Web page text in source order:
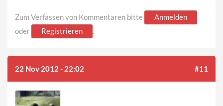
Zum Verfassen von Kommentaren bitte
Anmelden
oder
Registrieren .
22 Nov 2012 - 22:02 #11